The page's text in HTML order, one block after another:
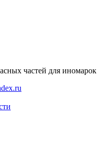
частей для иномарок